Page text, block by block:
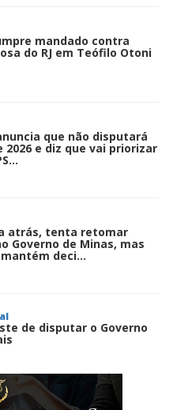
mandado contra
do RJ em Teófilo Otoni
que não disputará
2026 e diz que vai priorizar
atrás, tenta retomar
Governo de Minas, mas
deci...
de disputar o Governo